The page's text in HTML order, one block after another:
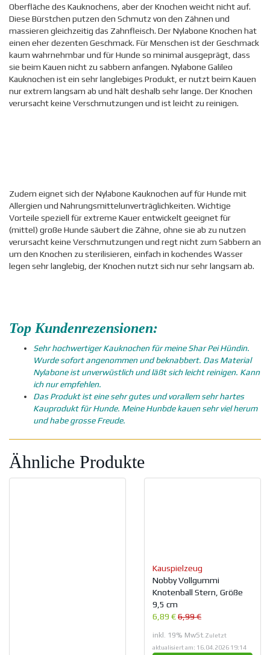
Oberfläche des Kauknochens, aber der Knochen weicht nicht auf.
Diese Bürstchen putzen den Schmutz von den Zähnen und
massieren gleichzeitig das Zahnfleisch. Der Nylabone Knochen hat
einen eher dezenten Geschmack. Für Menschen ist der Geschmack
kaum wahrnehmbar und für Hunde so minimal ausgeprägt, dass
sie beim Kauen nicht zu sabbern anfangen. Nylabone Galileo
Kauknochen ist ein sehr langlebiges Produkt, er nutzt beim Kauen
nur extrem langsam ab und hält deshalb sehr lange. Der Knochen
verursacht keine Verschmutzungen und ist leicht zu reinigen.
Zudem eignet sich der Nylabone Kauknochen auf für Hunde mit
Allergien und Nahrungsmittelunverträglichkeiten. Wichtige
Vorteile speziell für extreme Kauer entwickelt geeignet für
(mittel) große Hunde säubert die Zähne, ohne sie ab zu nutzen
verursacht keine Verschmutzungen und regt nicht zum Sabbern an
um den Knochen zu sterilisieren, einfach in kochendes Wasser
legen sehr langlebig, der Knochen nutzt sich nur sehr langsam ab.
Top Kundenrezensionen:
Sehr hochwertiger Kauknochen für meine Shar Pei Hündin.
Wurde sofort angenommen und beknabbert. Das Material
Nylabone ist unverwüstlich und läßt sich leicht reinigen. Kann
ich nur empfehlen.
Das Produkt ist eine sehr gutes und vorallem sehr hartes
Kauprodukt für Hunde. Meine Hunbde kauen sehr viel herum
und habe grosse Freude.
Ähnliche Produkte
Kauspielzeug
Nobby Vollgummi
Knotenball Stern, Größe
9,5 cm
6,89 €6,99 €
inkl. 19% MwSt.Zuletzt
aktualisiert am: 16.04.2026 19:14